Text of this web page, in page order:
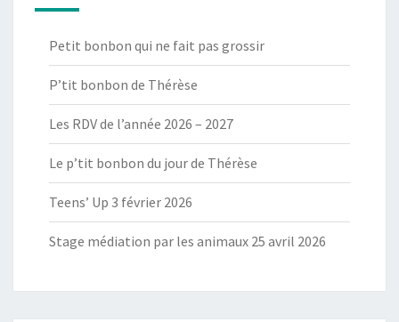
Petit bonbon qui ne fait pas grossir
P’tit bonbon de Thérèse
Les RDV de l’année 2026 – 2027
Le p’tit bonbon du jour de Thérèse
Teens’ Up 3 février 2026
Stage médiation par les animaux 25 avril 2026